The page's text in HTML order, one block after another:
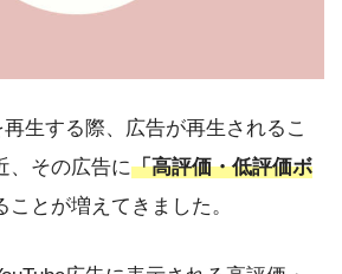
生する際、広告が再生されるこ
、その広告に「高評価・低評価ボ
ことが増えてきました。